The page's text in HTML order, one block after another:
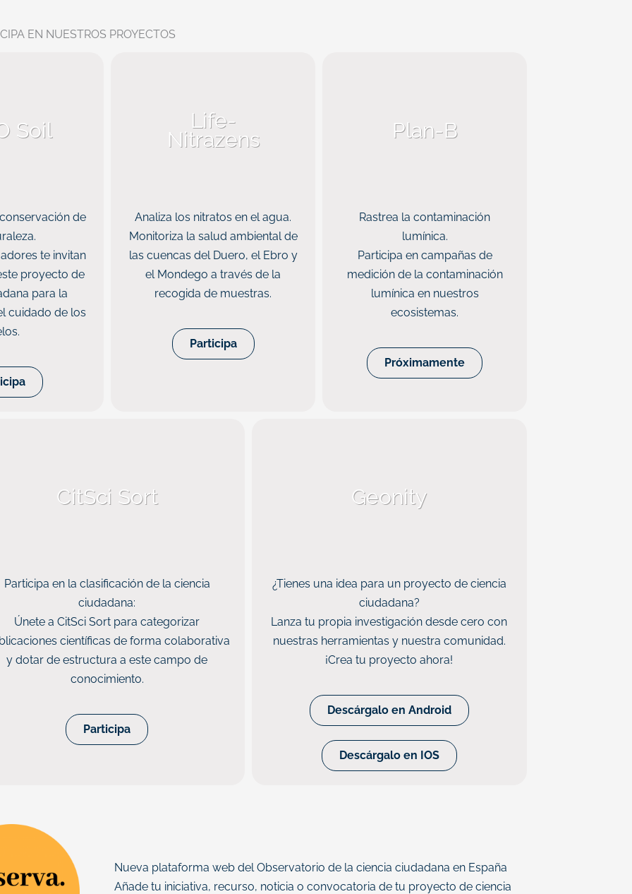
EN NUESTROS PROYECTOS
Soil
de
te invitan
proyecto de
para la
cuidado de los
Life-
Nitrazens
Analiza los nitratos en el agua.
Monitoriza la salud ambiental de
las cuencas del Duero, el Ebro y
el Mondego a través de la
recogida de muestras.
Participa
Plan-B
Rastrea la contaminación
lumínica.
Participa en campañas de
medición de la contaminación
lumínica en nuestros
ecosistemas.
Próximamente
CitSci Sort
Participa en la clasificación de la ciencia
ciudadana:
Únete a CitSci Sort para categorizar
científicas de forma colaborativa
y dotar de estructura a este campo de
conocimiento.
Participa
Geonity
¿Tienes una idea para un proyecto de ciencia
ciudadana?
Lanza tu propia investigación desde cero con
nuestras herramientas y nuestra comunidad.
¡Crea tu proyecto ahora!
Descárgalo en Android
Descárgalo en IOS
Nueva plataforma web del Observatorio de la ciencia ciudadana en España
Añade tu iniciativa, recurso, noticia o convocatoria de tu proyecto de ciencia